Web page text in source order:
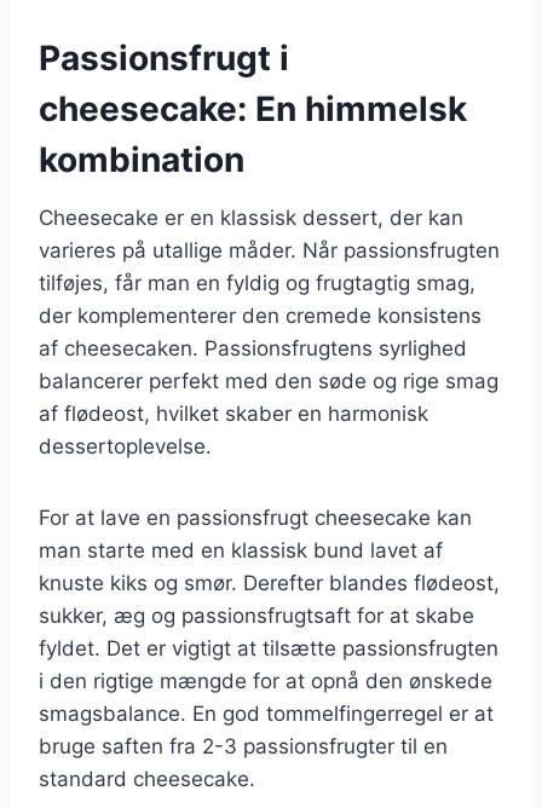
Passionsfrugt i
cheesecake: En himmelsk
kombination
Cheesecake er en klassisk dessert, der kan
varieres på utallige måder. Når passionsfrugten
tilføjes, får man en fyldig og frugtagtig smag,
der komplementerer den cremede konsistens
af cheesecaken. Passionsfrugtens syrlighed
balancerer perfekt med den søde og rige smag
af flødeost, hvilket skaber en harmonisk
dessertoplevelse.
For at lave en passionsfrugt cheesecake kan
man starte med en klassisk bund lavet af
knuste kiks og smør. Derefter blandes flødeost,
sukker, æg og passionsfrugtsaft for at skabe
fyldet. Det er vigtigt at tilsætte passionsfrugten
i den rigtige mængde for at opnå den ønskede
smagsbalance. En god tommelfingerregel er at
bruge saften fra 2-3 passionsfrugter til en
standard cheesecake.